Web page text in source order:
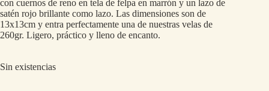
con cuernos de reno en tela de felpa en marrón y un lazo de
satén rojo brillante como lazo. Las dimensiones son de
13x13cm y entra perfectamente una de nuestras velas de
260gr. Ligero, práctico y lleno de encanto.
Sin existencias